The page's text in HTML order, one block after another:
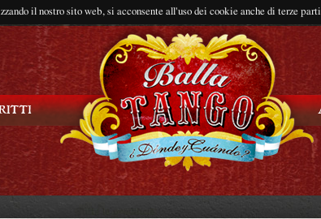
il nostro sito web, si acconsente all'uso dei cookie anche di terze parti